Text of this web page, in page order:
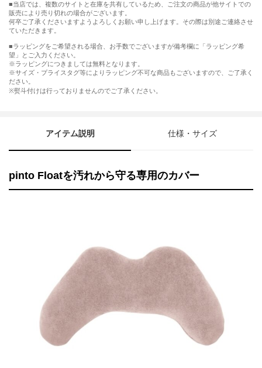
■当店では、複数のサイトと在庫を共有しているため、ご注文の商品が他サイトでの
販売により売り切れの場合がございます。
何卒ご了承くださいますようよろしくお願い申し上げます。その際は別途ご連絡させ
ていただきます。
■ラッピングをご希望される場合、お手数でございますが備考欄に「ラッピング希
望」とご入力ください。
※ラッピングにつきましては無料となります。
※サイズ・プライスタグ等によりラッピング不可な商品もございますので、ご了承く
ださい。
※熨斗付けは行っておりませんのでご了承ください。
アイテム説明 仕様・サイズ
pinto Floatを汚れから守る専用のカバー